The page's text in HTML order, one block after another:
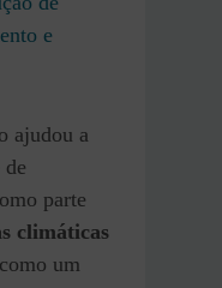
e
ajudou a
de
parte
climáticas
um